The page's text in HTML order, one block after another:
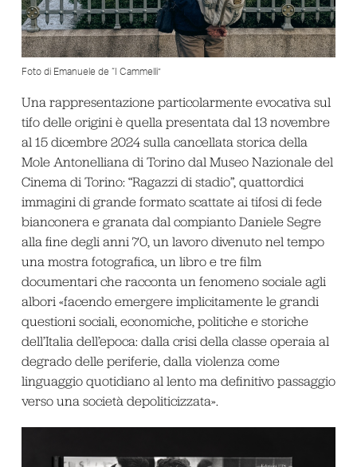
Foto di Emanuele de “I Cammelli”
Una rappresentazione particolarmente evocativa sul
tifo delle origini è quella presentata dal 13 novembre
al 15 dicembre 2024 sulla cancellata storica della
Mole Antonelliana di Torino dal Museo Nazionale del
Cinema di Torino: “Ragazzi di stadio”, quattordici
immagini di grande formato scattate ai tifosi di fede
bianconera e granata dal compianto Daniele Segre
alla fine degli anni 70, un lavoro divenuto nel tempo
una mostra fotografica, un libro e tre film
documentari che racconta un fenomeno sociale agli
albori «facendo emergere implicitamente le grandi
questioni sociali, economiche, politiche e storiche
dell’Italia dell’epoca: dalla crisi della classe operaia al
degrado delle periferie, dalla violenza come
linguaggio quotidiano al lento ma definitivo passaggio
verso una società depoliticizzata».